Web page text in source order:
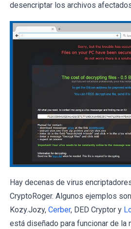
desencriptar los archivos
Hay decenas de virus
CryptoRoger. Algunos ejemplos son
Kozy.Jozy, Cerber, DED Cryptor y
está diseñado para funcionar de la